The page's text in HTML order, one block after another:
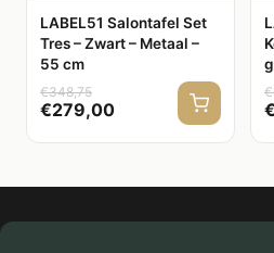
LABEL51 Salontafel Set
Tres – Zwart – Metaal –
55 cm
€348,75
€279,00
€
€